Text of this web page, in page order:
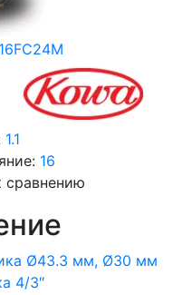
1.1
16
сравнению
Ø43.3 мм, Ø30 мм
4/3″